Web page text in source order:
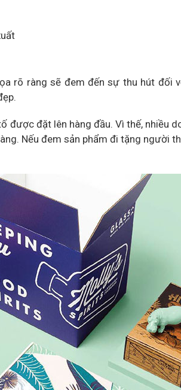
rõ ràng sẽ đem đến sự thu hút đối
được đặt lên hàng đầu. Vì thế, nhiều
Nếu đem sản phẩm đi tặng người